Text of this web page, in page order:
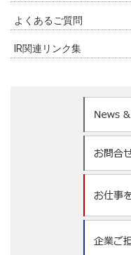
よくあるご質問
IR関連リンク集